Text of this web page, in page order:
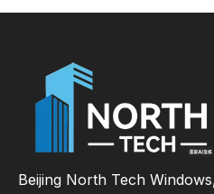
Beijing North Tech